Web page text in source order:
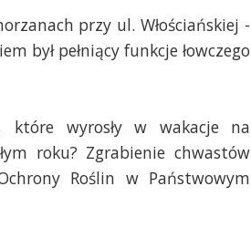
przy ul. Włościańskiej -
był pełniący funkcje łowczego
które wyrosły w wakacje na
roku? Zgrabienie chwastów
Roślin w Państwowym